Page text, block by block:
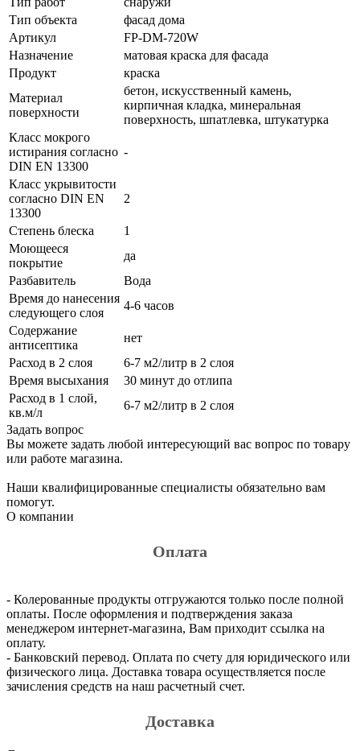
Тип объекта
фасад дома
Артикул
FP-DM-720W
Назначение
матовая краска для фасада
Продукт
краска
Материал
поверхности
бетон, искусственный камень,
кирпичная кладка, минеральная
поверхность, шпатлевка, штукатурка
Класс мокрого
истирания согласно
DIN EN 13300
-
Класс укрывитости
согласно DIN EN
13300
2
Степень блеска
1
Моющееся
покрытие
да
Разбавитель
Вода
Время до нанесения
следующего слоя
4-6 часов
Содержание
антисептика
нет
Расход в 2 слоя
6-7 м2/литр в 2 слоя
Время высыхания
30 минут до отлипа
Расход в 1 слой,
кв.м/л
6-7 м2/литр в 2 слоя
Задать вопрос
Вы можете задать любой интересующий вас вопрос по товару
или работе магазина.
Наши квалифицированные специалисты обязательно вам
помогут.
О компании
Оплата
- Колерованные продукты отгружаются только после полной
оплаты. После оформления и подтверждения заказа
менеджером интернет-магазина, Вам приходит ссылка на
оплату.
- Банковский перевод. Оплата по счету для юридического или
физического лица. Доставка товара осуществляется после
зачисления средств на наш расчетный счет.
Доставка